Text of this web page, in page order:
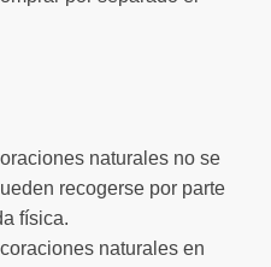
naturales no se
recogerse por parte
física.
naturales en